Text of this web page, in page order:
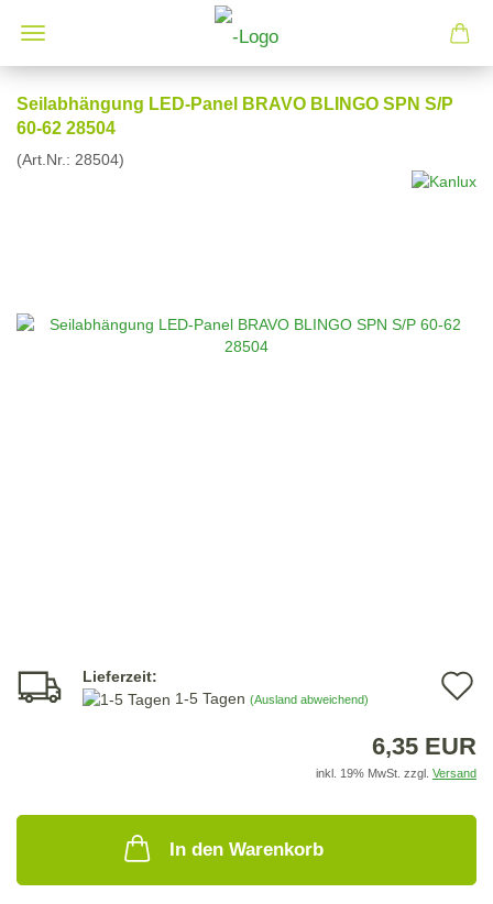
Seilabhängung LED-Panel BRAVO BLINGO SPN S/P
60-62 28504
(Art.Nr.: 28504)
Lieferzeit:
1-5 Tagen (Ausland abweichend)
6,35 EUR
inkl. 19% MwSt. zzgl. Versand
In den Warenkorb